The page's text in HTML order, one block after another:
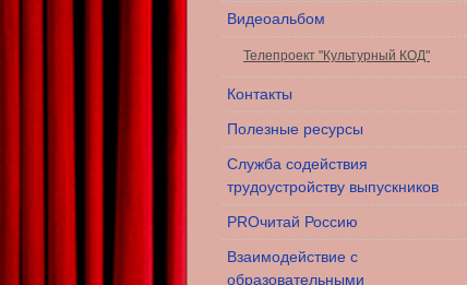
Видеоальбом
Телепроект "Культурный КОД"
Контакты
Полезные ресурсы
Служба содействия
трудоустройству выпускников
PROчитай Россию
Взаимодействие с
образовательными